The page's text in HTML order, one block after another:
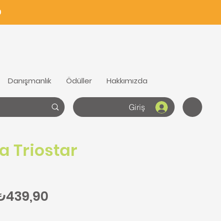
Danışmanlık Ödüller Hakkımızda
Giriş
Triostar
Fiyat